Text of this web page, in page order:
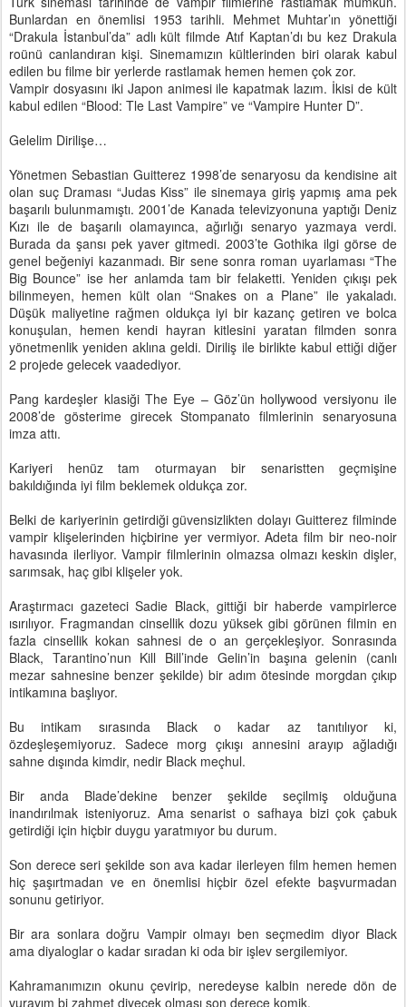
Bunlardan en önemlisi 1953 tarihli. Mehmet Muhtar’ın yönettiği
“Drakula İstanbul’da” adlı kült filmde Atıf Kaptan’dı bu kez Drakula
roünü canlandıran kişi. Sinemamızın kültlerinden biri olarak kabul
edilen bu filme bir yerlerde rastlamak hemen hemen çok zor.
Vampir dosyasını iki Japon animesi ile kapatmak lazım. İkisi de kült
kabul edilen “Blood: Tle Last Vampire” ve “Vampire Hunter D”.
Gelelim Dirilişe…
Yönetmen Sebastian Guitterez 1998’de senaryosu da kendisine ait
olan suç Draması “Judas Kiss” ile sinemaya giriş yapmış ama pek
başarılı bulunmamıştı. 2001’de Kanada televizyonuna yaptığı Deniz
Kızı ile de başarılı olamayınca, ağırlığı senaryo yazmaya verdi.
Burada da şansı pek yaver gitmedi. 2003’te Gothika ilgi görse de
genel beğeniyi kazanmadı. Bir sene sonra roman uyarlaması “The
Big Bounce” ise her anlamda tam bir felaketti. Yeniden çıkışı pek
bilinmeyen, hemen kült olan “Snakes on a Plane” ile yakaladı.
Düşük maliyetine rağmen oldukça iyi bir kazanç getiren ve bolca
konuşulan, hemen kendi hayran kitlesini yaratan filmden sonra
yönetmenlik yeniden aklına geldi. Diriliş ile birlikte kabul ettiği diğer
2 projede gelecek vaadediyor.
Pang kardeşler klasiği The Eye – Göz’ün hollywood versiyonu ile
2008’de gösterime girecek Stompanato filmlerinin senaryosuna
imza attı.
Kariyeri henüz tam oturmayan bir senaristten geçmişine
bakıldığında iyi film beklemek oldukça zor.
Belki de kariyerinin getirdiği güvensizlikten dolayı Guitterez filminde
vampir klişelerinden hiçbirine yer vermiyor. Adeta film bir neo-noir
havasında ilerliyor. Vampir filmlerinin olmazsa olmazı keskin dişler,
sarımsak, haç gibi klişeler yok.
Araştırmacı gazeteci Sadie Black, gittiği bir haberde vampirlerce
ısırılıyor. Fragmandan cinsellik dozu yüksek gibi görünen filmin en
fazla cinsellik kokan sahnesi de o an gerçekleşiyor. Sonrasında
Black, Tarantino’nun Kill Bill’inde Gelin’in başına gelenin (canlı
mezar sahnesine benzer şekilde) bir adım ötesinde morgdan çıkıp
intikamına başlıyor.
Bu intikam sırasında Black o kadar az tanıtılıyor ki,
özdeşleşemiyoruz. Sadece morg çıkışı annesini arayıp ağladığı
sahne dışında kimdir, nedir Black meçhul.
Bir anda Blade’dekine benzer şekilde seçilmiş olduğuna
inandırılmak isteniyoruz. Ama senarist o safhaya bizi çok çabuk
getirdiği için hiçbir duygu yaratmıyor bu durum.
Son derece seri şekilde son ava kadar ilerleyen film hemen hemen
hiç şaşırtmadan ve en önemlisi hiçbir özel efekte başvurmadan
sonunu getiriyor.
Bir ara sonlara doğru Vampir olmayı ben seçmedim diyor Black
ama diyaloglar o kadar sıradan ki oda bir işlev sergilemiyor.
Kahramanımızın okunu çevirip, neredeyse kalbin nerede dön de
vurayım bi zahmet diyecek olması son derece komik.